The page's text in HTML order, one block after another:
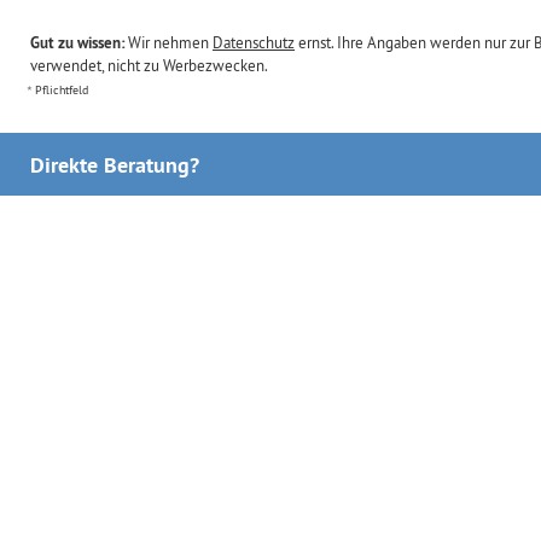
Gut zu wissen:Wir nehmen Datenschutzernst. Ihre Angaben werden nur zur
verwendet, nicht zu Werbezwecken.
Pflichtfeld
Direkte Beratung?